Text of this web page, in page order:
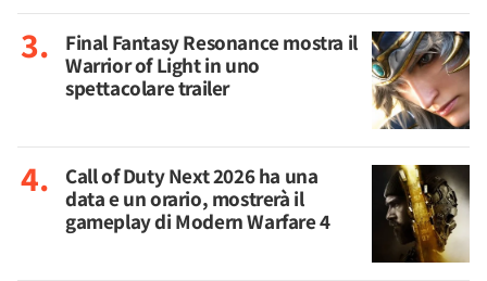
Final Fantasy Resonance mostra il
Warrior of Light in uno
spettacolare trailer
Call of Duty Next 2026 ha una
data e un orario, mostrerà il
gameplay di Modern Warfare 4